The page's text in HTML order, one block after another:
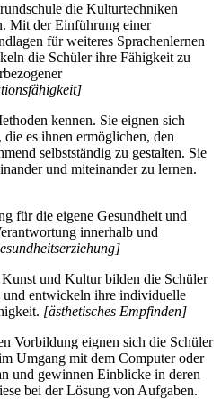
die Kulturtechniken
Mit der Einführung einer
für weiteres Sprachenlernen
die Schüler ihre Fähigkeit zu
kennen. Sie eignen sich
es ihnen ermöglichen, den
selbstständig zu gestalten. Sie
und miteinander zu lernen.
für die eigene Gesundheit und
innerhalb und
und Kultur bilden die Schüler
und entwickeln ihre individuelle
[ästhetisches Empfinden]
Vorbildung eignen sich die Schüler
Umgang mit dem Computer oder
und gewinnen Einblicke in deren
bei der Lösung von Aufgaben.